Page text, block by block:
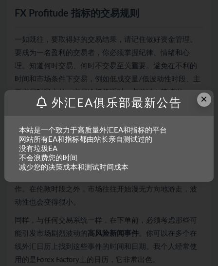
FX Profitude 指标的交易规则
一如既往，要取得好的交易结果，请记住做好资金管理。
要成为一名盈利的交易者，你必须掌握纪律、情绪和心
理。知道何时交易、何时不交易至关重要。避免在不利的
时间和市场条件下交易，例如低成交量/低波动性时段、主
要交易时段之外、交易冷门货币对、点差过大等情况。
和大多数交易系统一样，Profitude EA几乎适用于所有你习
要使用较高时间框架，如1小时、4小时和日线图
能在伦敦交易时段
钟和15分钟这类较低时间框架上使用该系统。这些是进行
作。在伦敦时段之外，市场往往开始漫无方向地游走，波
动性也会变得很小。
同样，与任何交易系统一样，在下单前，必须考虑那些可
能引发市场剧烈波动的高风险新闻事件 。你可以在多个在
线外汇日历上找到这些事件的时间和日期。我个人经常使
用的是Forex Factory上的日历，它非常出色。
×
外汇EA俱乐部最新公告
本站是一个致力于高质量外汇EA和指标的平台
网站所有EA和指标都由站长亲自测试过的
没有垃圾EA
不会浪费您的时间
减少您的决策成本和测试时间成本